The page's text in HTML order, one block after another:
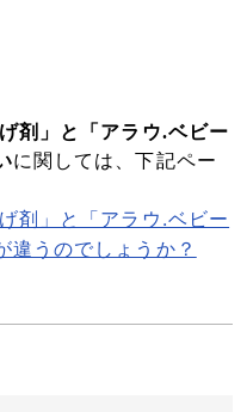
剤」と「アラウ.ベビー
に関しては、下記ペー
剤」と「アラウ.ベビー
違うのでしょうか？